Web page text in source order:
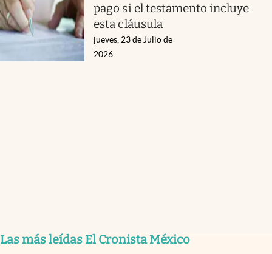
pago si el testamento incluye
esta cláusula
jueves, 23 de Julio de
2026
Las más leídas El Cronista México